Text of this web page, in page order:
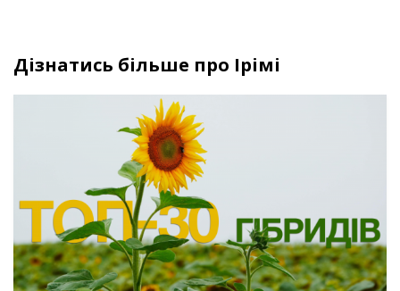
Дізнатись більше про Ірімі